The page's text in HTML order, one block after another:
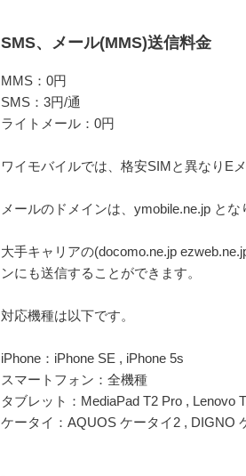
SMS、メール(MMS)送信料金
MMS：0円
SMS：3円/通
ライトメール：0円
ワイモバイルでは、格安SIMと異なりE
メールのドメインは、ymobile.ne.jp とな
大手キャリアの(docomo.ne.jp
ンにも送信することができます。
対応機種は以下です。
iPhone：iPhone SE , iPhone 5s
スマートフォン：全機種
タブレット：MediaPad T2 Pro , Lenovo
ケータイ：AQUOS ケータイ2 , DIGNO